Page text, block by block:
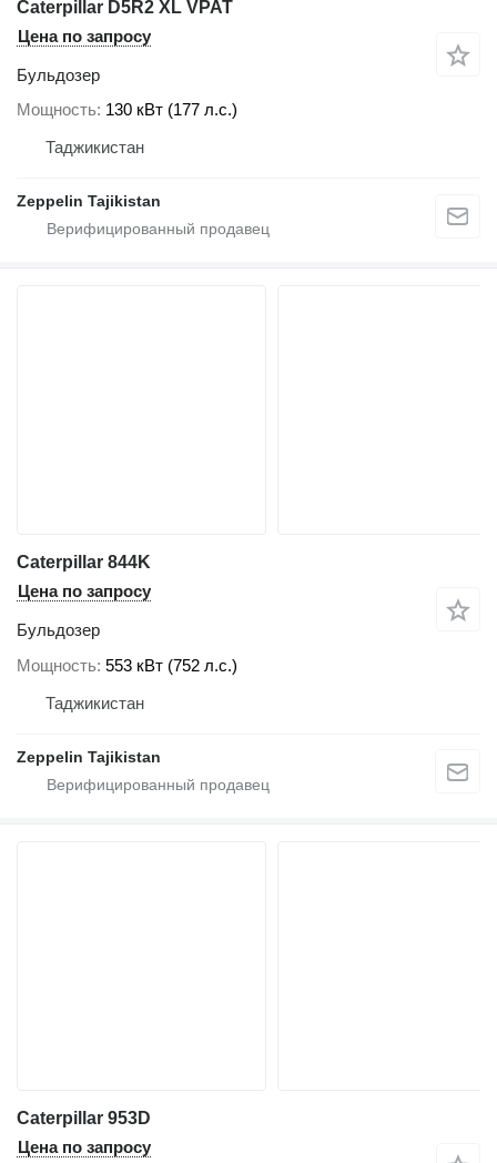
Caterpillar D5R2 XL VPAT
Цена по запросу
Бульдозер
Мощность 130 кВт (177 л.с.)
Таджикистан
Zeppelin Tajikistan
Caterpillar 844K
Цена по запросу
Бульдозер
Мощность 553 кВт (752 л.с.)
Таджикистан
Zeppelin Tajikistan
Caterpillar 953D
Цена по запросу